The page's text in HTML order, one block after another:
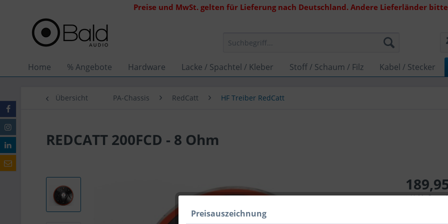
Preise und MwSt. gelten für Lieferung nach Deutschland. Andere Lieferländer
Home % Angebote Hardware Lacke / Spachtel / Kleber Stoff / Schaum / Filz Kabel / Stecker
Übersicht PA-Chassis RedCatt HF Treiber RedCatt
REDCATT 200FCD - 8 Ohm
inkl. MwSt.
Lieferzeit
Preisauszeichnung